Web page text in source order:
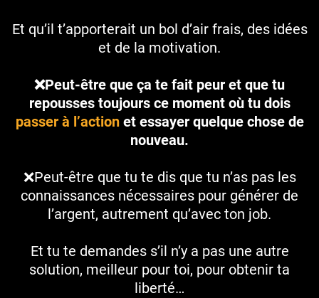
Et qu’il t’apporterait un bol d’air frais, des idées
et de la motivation.
❌Peut-être que ça te fait peur et que tu
repousses toujours ce moment où tu dois
passer à l’actionet essayer quelque chose de
nouveau.
❌Peut-être que tu te dis que tu n’as pas les
connaissances nécessaires pour générer de
l’argent, autrement qu’avec ton job.
Et tu te demandes s’il n’y a pas une autre
solution, meilleur pour toi, pour obtenir ta
liberté…